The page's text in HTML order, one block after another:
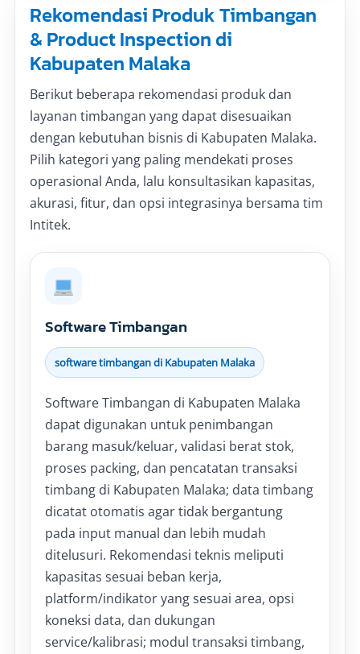
Rekomendasi Produk Timbangan
& Product Inspection di
Kabupaten Malaka
Berikut beberapa rekomendasi produk dan
layanan timbangan yang dapat disesuaikan
dengan kebutuhan bisnis di Kabupaten Malaka.
Pilih kategori yang paling mendekati proses
operasional Anda, lalu konsultasikan kapasitas,
akurasi, fitur, dan opsi integrasinya bersama tim
Intitek.
Software Timbangan
software timbangan di Kabupaten Malaka
Software Timbangan di Kabupaten Malaka
dapat digunakan untuk penimbangan
barang masuk/keluar, validasi berat stok,
proses packing, dan pencatatan transaksi
timbang di Kabupaten Malaka; data timbang
dicatat otomatis agar tidak bergantung
pada input manual dan lebih mudah
ditelusuri. Rekomendasi teknis meliputi
kapasitas sesuai beban kerja,
platform/indikator yang sesuai area, opsi
koneksi data, dan dukungan
service/kalibrasi; modul transaksi timbang,